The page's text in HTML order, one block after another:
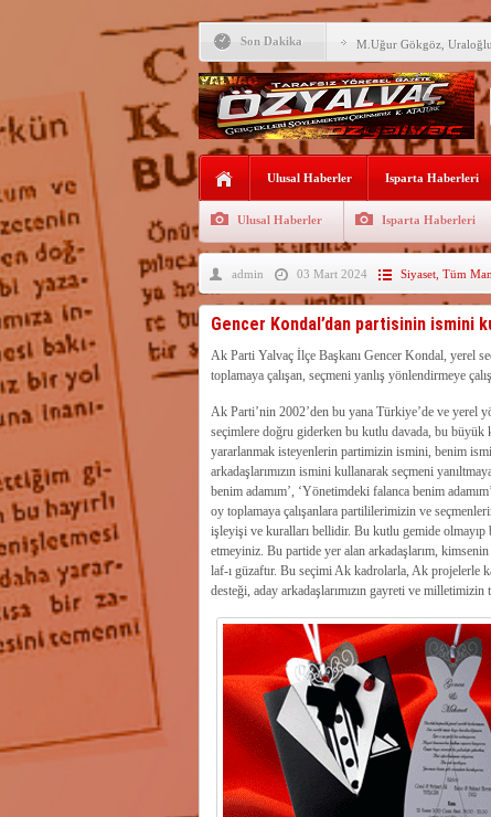
Son Dakika M.Uğur Gökgöz, Uraloğlu
R.T.Erdoğan Millet
YALVAÇ’TA LGS
EĞİTİM KURUMLARI
Fırsatları Avantaja
TOKİ, Isparta’da 9
Sunacak
Okullara TYP ile 30 bin
Yalvaç’ta LGS Başarısı
Uyaroğlu’nun konukları
açıklama
Ulusal Haberler Isparta Haberleri
Ulusal Haberler Isparta Haberleri
admin 03 Mart 2024 Siyaset, Tüm
Gencer Kondal’dan partisinin ismini
Ak Parti Yalvaç İlçe Başkanı Gencer Kondal, yerel
toplamaya çalışan, seçmeni yanlış yönlendirmeye
Ak Parti’nin 2002’den bu yana Türkiye’de ve yerel
seçimlere doğru giderken bu kutlu davada, bu büyük
yararlanmak isteyenlerin partimizin ismini, benim
arkadaşlarımızın ismini kullanarak seçmeni
benim adamım’, ‘Yönetimdeki falanca benim
oy toplamaya çalışanlara partililerimizin ve
işleyişi ve kuralları bellidir. Bu kutlu gemide
etmeyiniz. Bu partide yer alan arkadaşlarım, kimsenin
laf-ı güzaftır. Bu seçimi Ak kadrolarla, Ak projelerle
desteği, aday arkadaşlarımızın gayreti ve